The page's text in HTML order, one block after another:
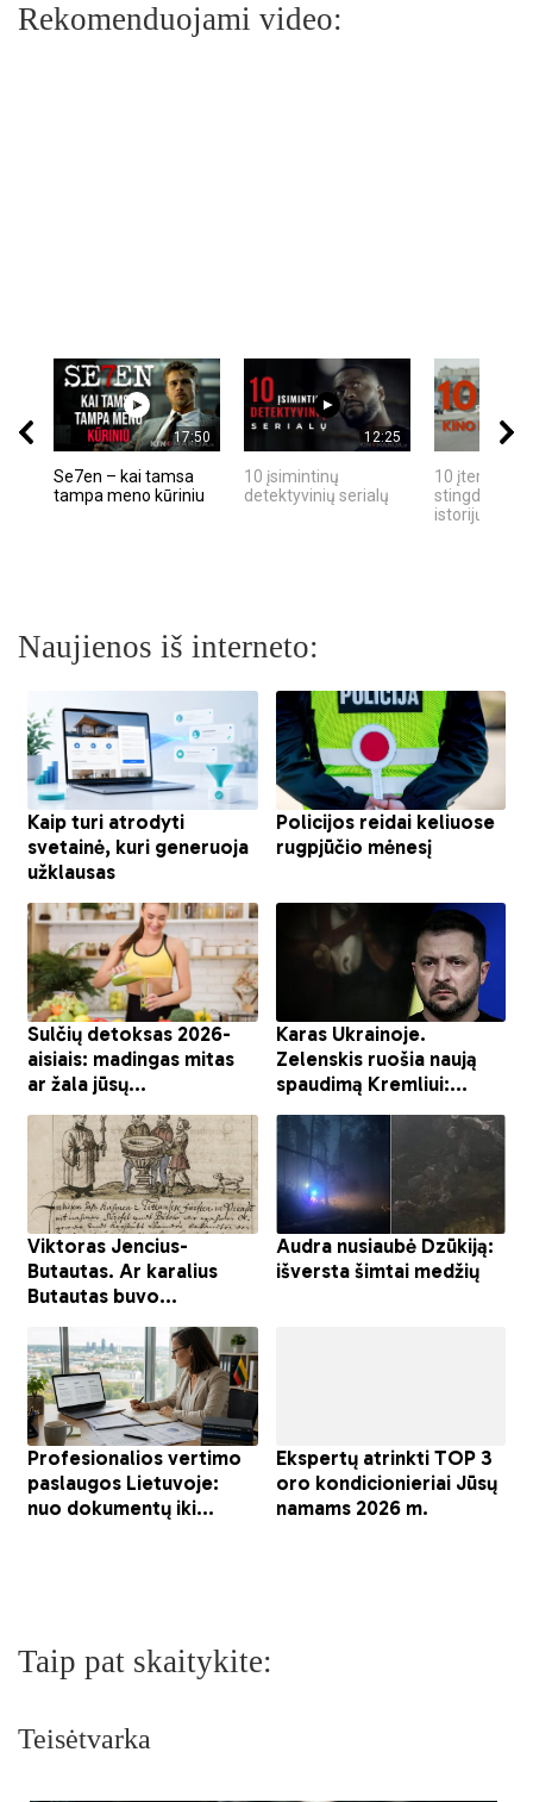
Rekomenduojami video:
17:50
Se7en – kai tamsa
tampa meno kūriniu
12:25
10 įsimintinų
detektyvinių serialų
10 įtemptų,
stingdančių
istorijų
Naujienos iš interneto:
Taip pat skaitykite:
Teisėtvarka